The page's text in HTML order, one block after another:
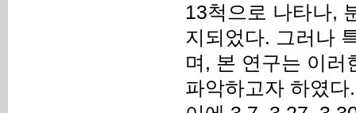
13척으로 나타나,
지되었다. 그러나
며, 본 연구는 이러
파악하고자 하였다.